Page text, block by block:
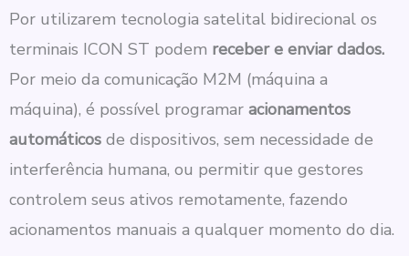
Por utilizarem tecnologia satelital bidirecional os
terminais ICON ST podem receber e enviar dados.
Por meio da comunicação M2M (máquina a
máquina), é possível programar acionamentos
automáticos de dispositivos, sem necessidade de
interferência humana, ou permitir que gestores
controlem seus ativos remotamente, fazendo
acionamentos manuais a qualquer momento do dia.